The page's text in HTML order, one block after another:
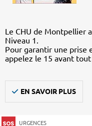
Le CHU de Montpellier
Niveau 1.
Pour garantir une prise
appelez le 15 avant
EN SAVOIR PLUS
URGENCES